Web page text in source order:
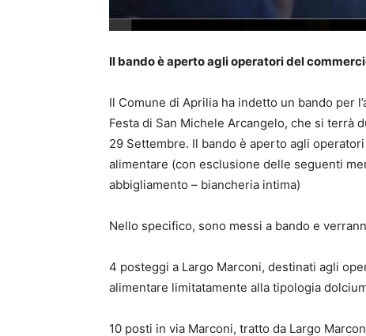
Il bando è aperto agli operatori del
Il Comune di Aprilia ha indetto un bando per
Festa di San Michele Arcangelo, che si terrà
29 Settembre. Il bando è aperto agli
alimentare (con esclusione delle seguenti
abbigliamento – biancheria intima)
Nello specifico, sono messi a bando e
4 posteggi a Largo Marconi, destinati agli
alimentare limitatamente alla tipologia
10 posti in via Marconi, tratto da Largo